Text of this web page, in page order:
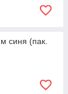
синя (пак.